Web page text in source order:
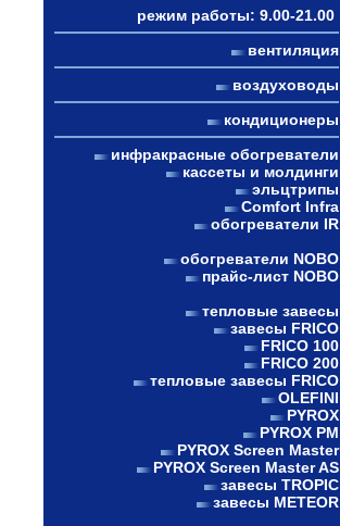
режим работы: 9.00-21.00
вентиляция
воздуховоды
кондиционеры
инфракрасные обогреватели
кассеты и молдинги
эльцтрипы
Comfort Infra
обогреватели IR
обогреватели NOBO
прайс-лист NOBO
тепловые завесы
завесы FRICO
FRICO 100
FRICO 200
тепловые завесы FRICO
OLEFINI
PYROX
PYROX PM
PYROX Screen Master
PYROX Screen Master AS
завесы TROPIC
завесы METEOR